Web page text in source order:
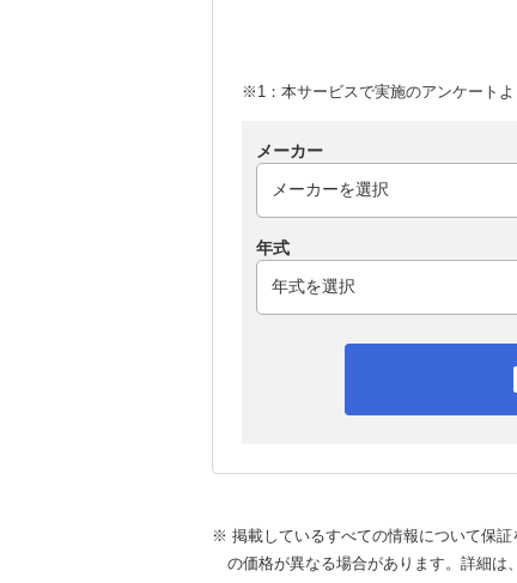
※1：本サービスで実施のアンケートよ
メーカー
年式
※ 掲載しているすべての情報について保
の価格が異なる場合があります。詳細は